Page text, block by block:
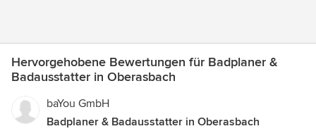
Hervorgehobene Bewertungen für Badplaner &
Badausstatter in Oberasbach
baYou GmbH
Badplaner & Badausstatter in Oberasbach